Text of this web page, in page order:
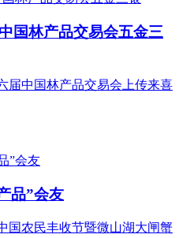
国林产品交易会五金三
届中国林产品交易会上传来喜
品”会友
国农民丰收节暨微山湖大闸蟹